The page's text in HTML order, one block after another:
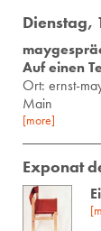
Dienstag,
Auf einen
Ort: ernst-
Main
[more]
Exponat